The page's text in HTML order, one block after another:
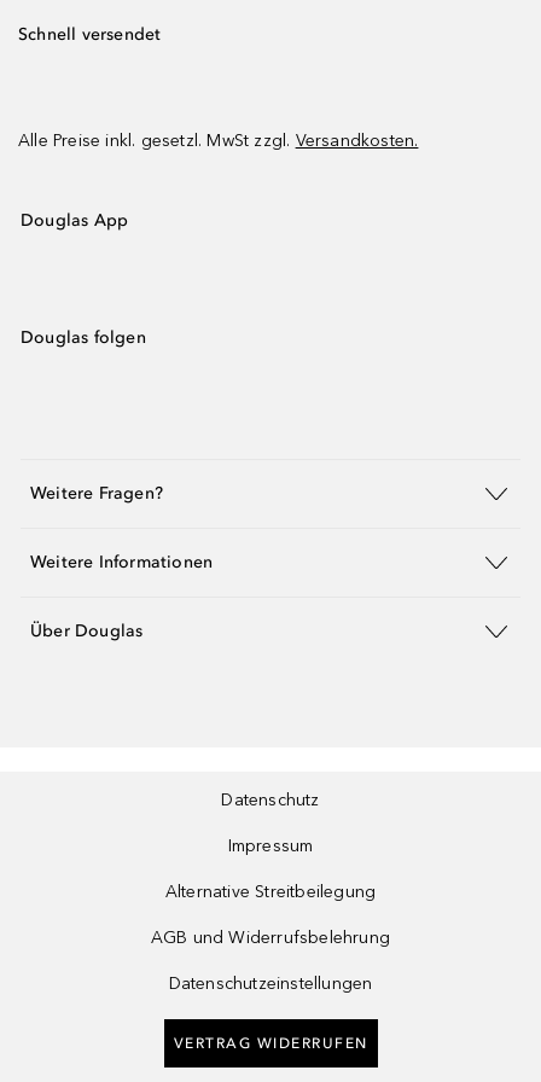
Schnell versendet
Alle Preise inkl. gesetzl. MwSt zzgl. Versandkosten.
Douglas App
Douglas folgen
Weitere Fragen?
Weitere Informationen
Über Douglas
Datenschutz
Impressum
Alternative Streitbeilegung
AGB und Widerrufsbelehrung
Datenschutzeinstellungen
VERTRAG WIDERRUFEN